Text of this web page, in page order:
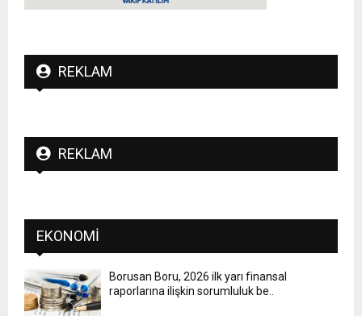
REKLAM
REKLAM
EKONOMI
Borusan Boru, 2026 ilk yarı finansal
raporlarına ilişkin sorumluluk be..